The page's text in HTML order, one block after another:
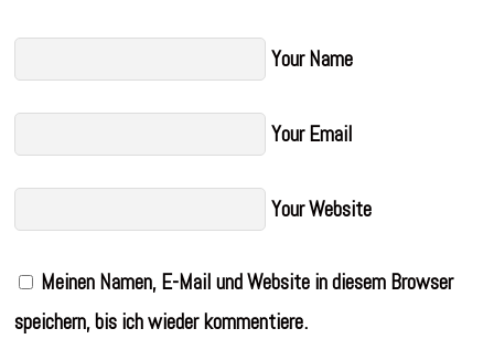
Your Name
Your Email
Your Website
Meinen Namen, E-Mail und Website in diesem Browser
speichern, bis ich wieder kommentiere.